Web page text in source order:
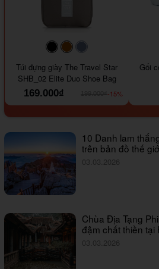
#000000#964B00
Túi đựng giày The Travel Star
SHB_02 Elite Duo Shoe Bag
169.000₫
-15%
Gối
10 Danh lam
trên bản đồ thế
03.03.2026
Chùa Địa Tạng
đậm chất thiền tại
03.03.2026